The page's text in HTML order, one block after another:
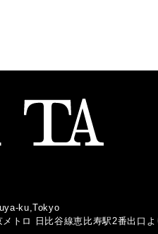
ku,Tokyo
メトロ 日比谷線恵比寿駅2番出口